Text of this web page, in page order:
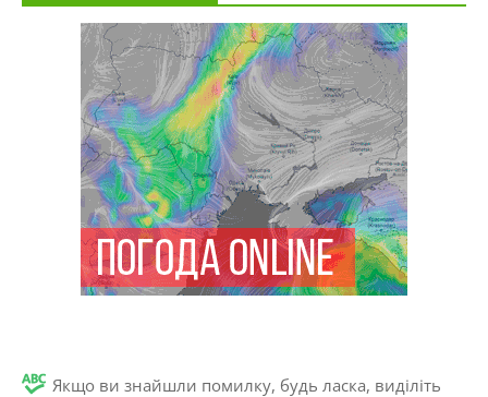
Якщо ви знайшли помилку, будь ласка, виділіть